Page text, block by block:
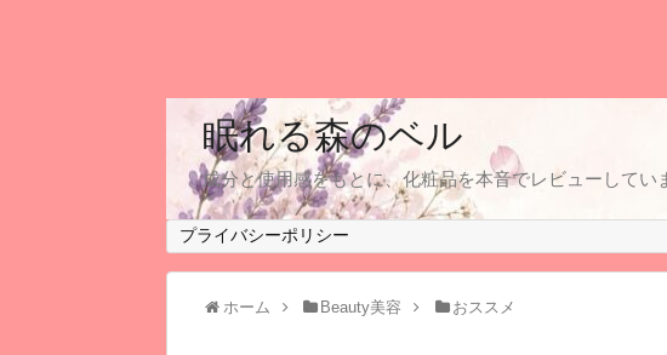
眠れる森のベル
成分と使用感をもとに、化粧品を本音でレビューして
プライバシーポリシー
ホーム Beauty美容 おススメ